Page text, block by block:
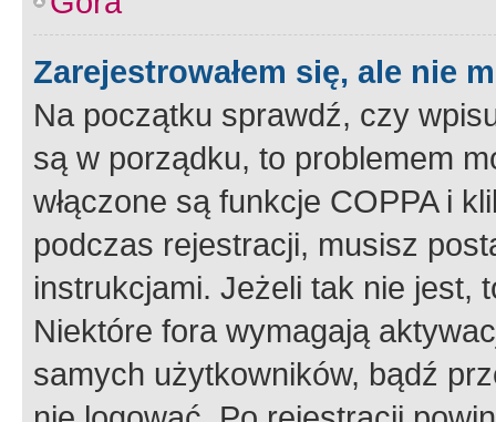
Zarejestrowałem się, ale nie
Na początku sprawdź, czy
są w porządku, to problemem
włączone są funkcje COPPA i
podczas rejestracji, musisz
instrukcjami. Jeżeli tak nie jest,
Niektóre fora wymagają
samych użytkowników, bądź